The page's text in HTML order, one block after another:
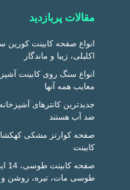
مقالات پربازدید
انواع صفحه کابینت کورین
اکلیلی، زیبا و ماندگار
انواع سنگ روی کابینت
معایب همه آنها
جدیدترین کانترهای
ضد آب هستند
صفحه کوارتز مشکی
کابینت
طوسی مات، تیره، روشن و